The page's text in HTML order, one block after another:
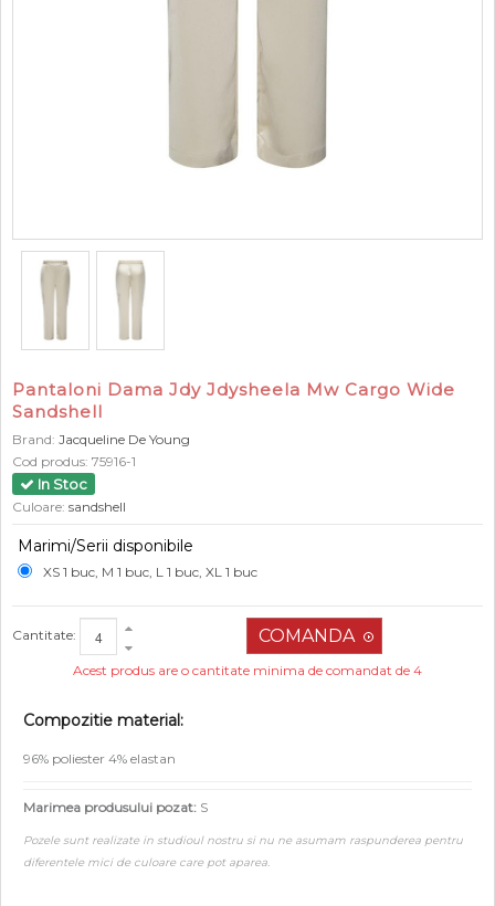
Pantaloni Dama Jdy Jdysheela Mw Cargo Wide
Sandshell
Brand: Jacqueline De Young
Cod produs: 75916-1
In Stoc
Culoare: sandshell
Marimi/Serii disponibile
XS 1 buc, M 1 buc, L 1 buc, XL 1 buc
Cantitate:
Acest produs are o cantitate minima de comandat de 4
Compozitie material:
96% poliester 4% elastan
Marimea produsului pozat: S
Pozele sunt realizate in studioul nostru si nu ne asumam raspunderea pentru
diferentele mici de culoare care pot aparea.